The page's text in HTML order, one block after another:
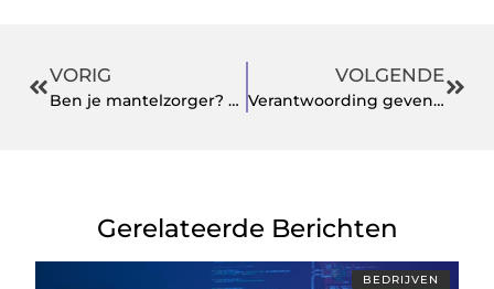
VORIG
Ben je mantelzorger? Ben er bij spoed snel bij met personenalarmering in Roermond
VOLGENDE
Verantwoording geven aan de bestede tijd
Gerelateerde Berichten
BEDRIJVEN